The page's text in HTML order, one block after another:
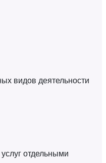
видов деятельности
отдельными